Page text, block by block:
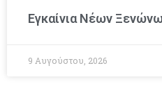
Εγκαίνια Νέων
9 Αυγούστου, 2026